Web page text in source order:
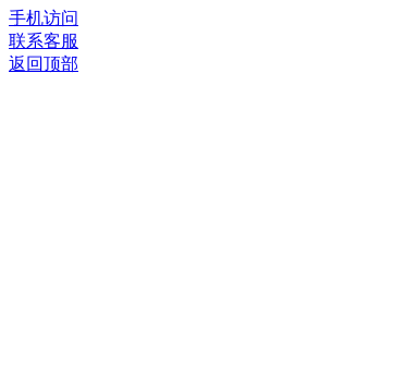
手机访问
联系客服
返回顶部